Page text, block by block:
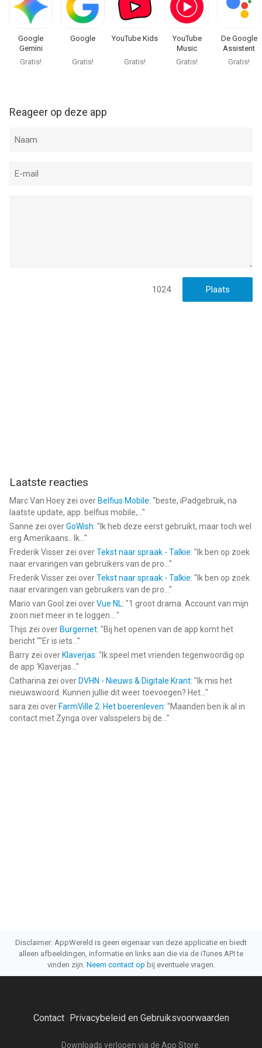
Google
Gemini
Gratis!
Google
Gratis!
YouTube Kids
Gratis!
YouTube
Music
Gratis!
De Google
Assistent
Gratis!
Reageer op deze app
1024
Laatste reacties
Marc Van Hoey zei over Belfius Mobile: "beste, iPadgebruik, na
laatste update, app. belfius mobile,... "
Sanne zei overGoWish: " Ik heb deze eerst gebruikt, maar toch wel
erg Amerikaans.. Ik... "
Frederik Visser zei overTekst naar spraak - Talkie: " Ik ben op zoek
naar ervaringen van gebruikers van de pro... "
Frederik Visser zei overTekst naar spraak - Talkie: " Ik ben op zoek
naar ervaringen van gebruikers van de pro... "
Mario van Gool zei overVue NL: "1 groot drama. Account van mijn
zoon niet meer in te loggen.... "
Thijs zei over Burgernet: "Bij het openen van de app komt het
bericht ""Er is iets... "
Barry zei over Klaverjas: " Ik speel met vrienden tegenwoordig op
de app ‘Klaverjas... "
Catharina zei over DVHN - Nieuws & Digitale Krant: " Ik mis het
nieuwswoord. Kunnen jullie dit weer toevoegen? Het... "
sara zei over FarmVille 2: Het boerenleven: "Maanden ben ik al in
contact met Zynga over valsspelers bij de... "
Disclaimer: AppWereld is geen eigenaar van deze applicatie en biedt
alleen afbeeldingen, informatie en links aan die via de iTunes API te
vinden zijn. Neem contact op bij eventuele vragen.
Contact· Privacybeleid en Gebruiksvoorwaarden
Downloads verlopen via de App Store.